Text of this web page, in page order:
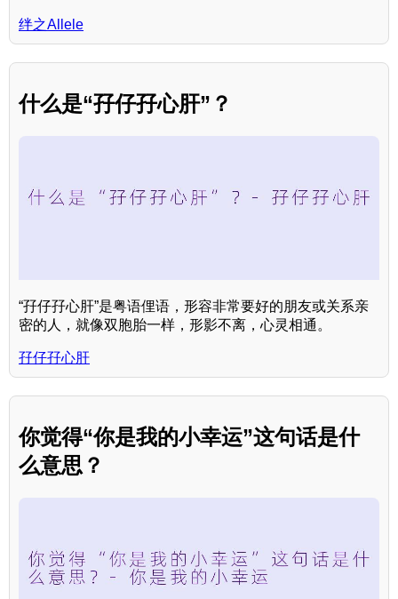
绊之Allele
什么是“孖仔孖心肝”？
“孖仔孖心肝”是粤语俚语，形容非常要好的朋友或关系亲
密的人，就像双胞胎一样，形影不离，心灵相通。
孖仔孖心肝
你觉得“你是我的小幸运”这句话是什
么意思？